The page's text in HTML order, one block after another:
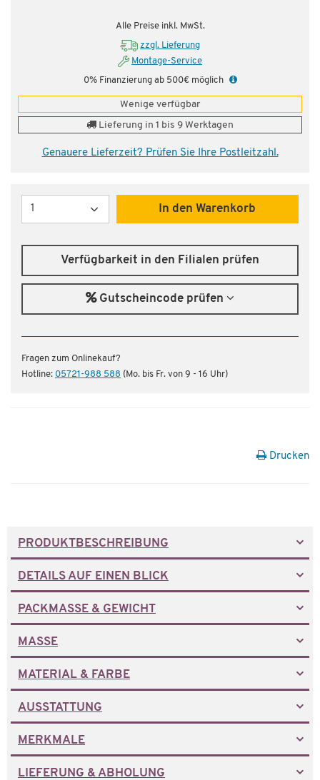
Alle Preise inkl. MwSt.
zzgl. Lieferung
Montage-Service
0% Finanzierung ab 500€ möglich
Wenige verfügbar
Lieferung in 1 bis 9 Werktagen
Genauere Lieferzeit? Prüfen Sie Ihre Postleitzahl.
Menge
In den Warenkorb
Verfügbarkeit in den Filialen prüfen
Gutscheincode prüfen
Fragen zum Onlinekauf?
Hotline: 05721-988 588 (Mo. bis Fr. von 9 - 16 Uhr)
Drucken
PRODUKTBESCHREIBUNG
DETAILS AUF EINEN BLICK
PACKMASSE & GEWICHT
MASSE
MATERIAL & FARBE
AUSSTATTUNG
MERKMALE
LIEFERUNG & ABHOLUNG